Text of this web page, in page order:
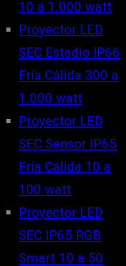
10 a 1.000 watt
Proyector LED
SEC Estadio IP66
Fría Cálida 300 a
1.000 watt
Proyector LED
SEC Sensor IP65
Fría Cálida 10 a
100 watt
Proyector LED
SEC IP65 RGB
Smart 10 a 50